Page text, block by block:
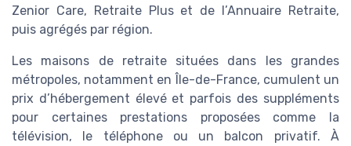
Zenior Care, Retraite Plus et de l’Annuaire Retraite,
puis agrégés par région.
Les maisons de retraite situées dans les grandes
métropoles, notamment en Île-de-France, cumulent un
prix d’hébergement élevé et parfois des suppléments
pour certaines prestations proposées comme la
télévision, le téléphone ou un balcon privatif. À